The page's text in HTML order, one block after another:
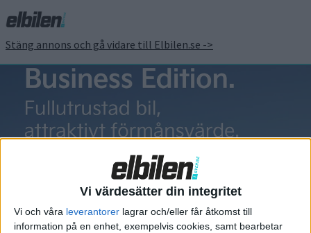
Vi värdesätter din integritet
Vi och våra leverantorer lagrar och/eller får åtkomst till
information på en enhet, exempelvis cookies, samt bearbetar
Stäng annons och gå vidare till Elbilen.se ->
peugeot E-
5008